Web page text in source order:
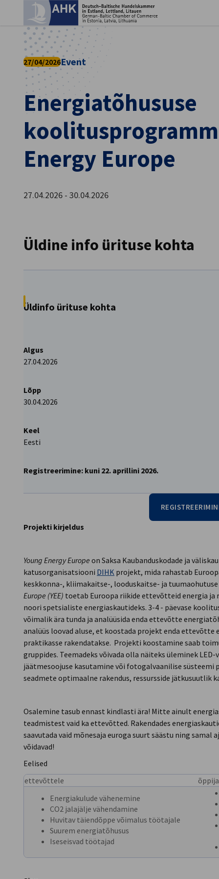
Lithuania
Energiatõhususe
koolitusprogramm
Energy Europe
27/04/2026Event
27.04.2026 - 30.04.2026
Üldine info ürituse kohta
Üldinfo ürituse kohta
Algus
27.04.2026
Lõpp
30.04.2026
Keel
Eesti
Registreerimine: kuni 22. aprillini 2026.
Projekti kirjeldus
Young Energy Europe on Saksa Kaubanduskodade ja
katusorganisatsiooni DIHK projekt, mida rahastab
keskkonna-, kliimakaitse-, looduskaitse- ja
Europe (YEE) toetab Euroopa riikide ettevõtteid energia ja
noori spetsialiste energiaskautideks. 3-4 - päevase
võimalik ära tunda ja analüüsida enda ettevõtte
analüüs loovad aluse, et koostada projekt enda
praktikasse rakendatakse. Projekti koostamine saab
gruppides. Teemadeks võivada olla näiteks üleminek
jäätmesoojuse kasutamine või fotogalvaanilise süsteemi
seadmete optimaalne rakendus, ressursside jätkusuutlik
Osalemine tasub ennast kindlasti ära! Mitte ainult
teadmistest vaid ka ettevõtted. Rakendades
saavutada vaid mõnesaja euroga suurt säästu ning samal
võidavad!
Eelised
ettevõttele
Energiakulude vähenemine
CO2 jalajälje vähendamine
Huvitav täiendõppe võimalus töötajale
Suurem energiatõhusus
Iseseisvad töötajad